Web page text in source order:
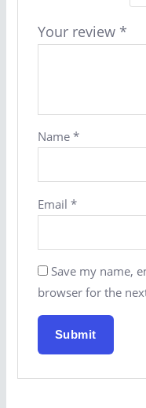
Your review *
Name *
Email *
Save my name,
browser for the